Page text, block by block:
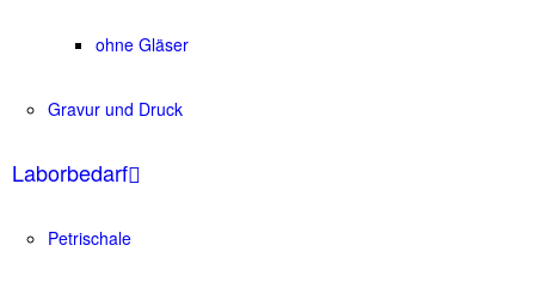
ohne Gläser
Gravur und Druck
Laborbedarf
Petrischale